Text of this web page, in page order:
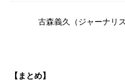
古森義久 （ジャーナリ
【まとめ】